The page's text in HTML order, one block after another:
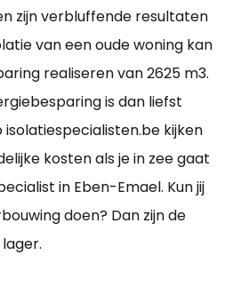
zijn verbluffende resultaten
van een oude woning kan
realiseren van 2625 m3.
is dan liefst
kijken
kosten als je in zee gaat
in Eben-Emael. Kun jij
doen? Dan zijn de